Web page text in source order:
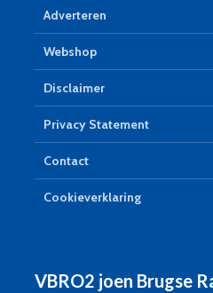
Adverteren
Webshop
Disclaimer
Privacy Statement
Contact
Cookieverklaring
VBRO2 joen Brugse